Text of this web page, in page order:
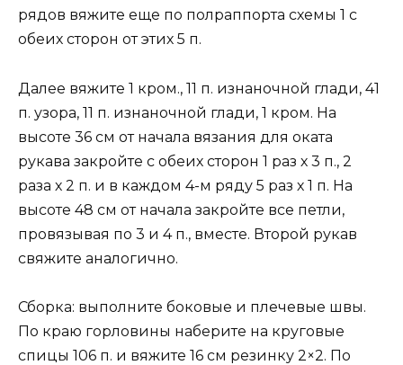
рядов вяжите еще по полраппорта схемы 1 с
обеих сторон от этих 5 п.
Далее вяжите 1 кром., 11 п. изнаночной глади, 41
п. узора, 11 п. изнаночной глади, 1 кром. На
высоте 36 см от начала вязания для оката
рукава закройте с обеих сторон 1 раз х 3 п., 2
раза х 2 п. и в каждом 4-м ряду 5 раз х 1 п. На
высоте 48 см от начала закройте все петли,
провязывая по 3 и 4 п., вместе. Второй рукав
свяжите аналогично.
Сборка: выполните боковые и плечевые швы.
По краю горловины наберите на круговые
спицы 106 п. и вяжите 16 см резинку 2×2. По